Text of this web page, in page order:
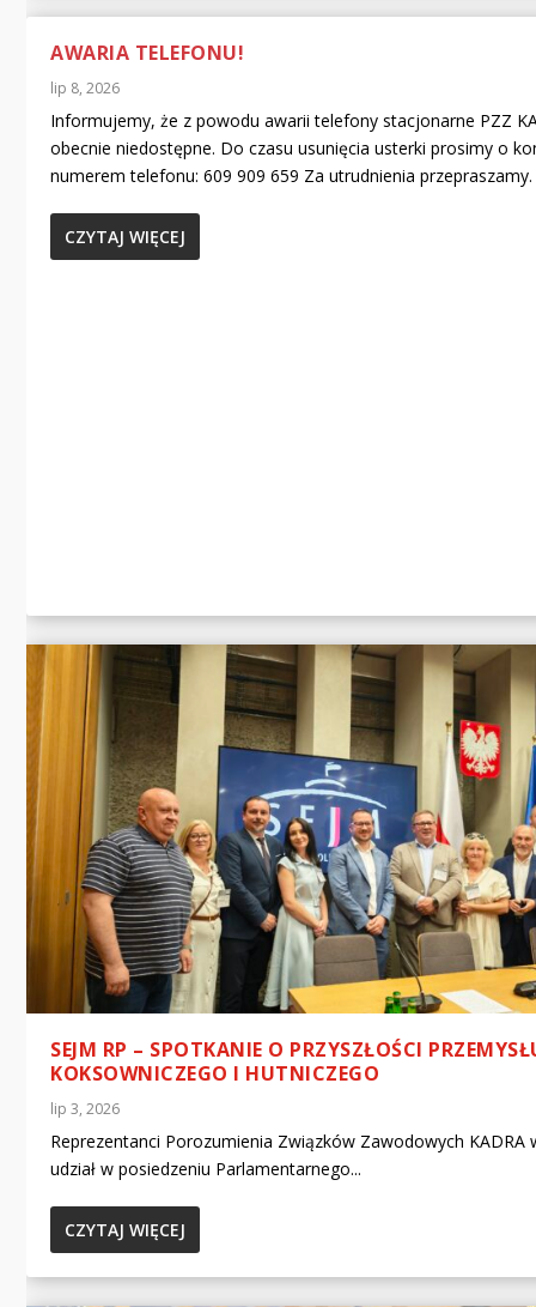
AWARIA TELEFONU!
lip 8, 2026
Informujemy, że z powodu awarii telefony stacjonarne PZZ
obecnie niedostępne. Do czasu usunięcia usterki prosimy o
numerem telefonu: 609 909 659 Za utrudnienia przepraszamy.
CZYTAJ WIĘCEJ
SEJM RP – SPOTKANIE O PRZYSZŁOŚCI
KOKSOWNICZEGO I HUTNICZEGO
lip 3, 2026
Reprezentanci Porozumienia Związków Zawodowych KADRA
udział w posiedzeniu Parlamentarnego...
CZYTAJ WIĘCEJ